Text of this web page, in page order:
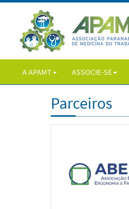
A APAMT ASSOCIE-SE
Parceiros